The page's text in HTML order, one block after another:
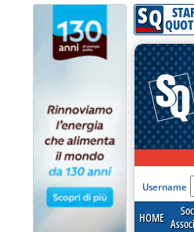
Attenzione! Esegui l'accesso per
SQ
Username
HOME